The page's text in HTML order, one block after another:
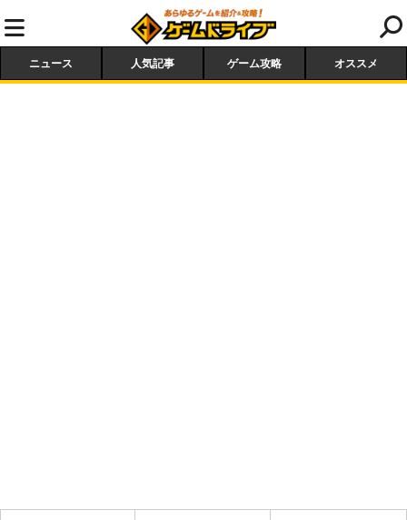
ニュース 人気記事 ゲーム攻略 オススメ